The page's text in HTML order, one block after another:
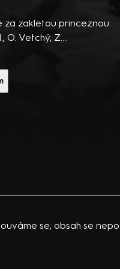
zakletou princeznou.
O. Vetchý, Z.
se, obsah se